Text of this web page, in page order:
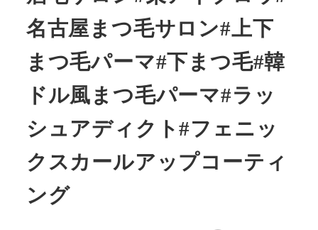
名古屋まつ毛サロン#上下
まつ毛パーマ#下まつ毛#韓
ドル風まつ毛パーマ#ラッ
シュアディクト#フェニッ
クスカールアップコーティ
ング